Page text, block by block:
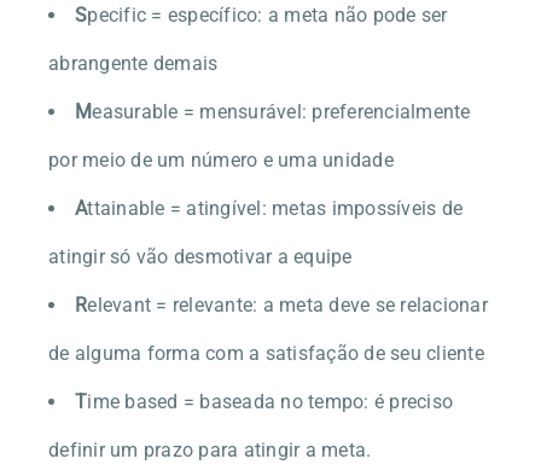
Specific = específico: a meta não pode ser
abrangente demais
Measurable = mensurável: preferencialmente
por meio de um número e uma unidade
Attainable = atingível: metas impossíveis de
atingir só vão desmotivar a equipe
Relevant = relevante: a meta deve se relacionar
de alguma forma com a satisfação de seu cliente
Time based = baseada no tempo: é preciso
definir um prazo para atingir a meta.